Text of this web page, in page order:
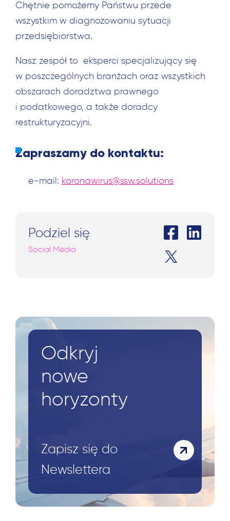
Chętnie pomożemy Państwu przede
wszystkim w diagnozowaniu sytuacji
przedsiębiorstwa.
Nasz zespół to eksperci specjalizujący się
w poszczególnych branżach oraz wszystkich
obszarach doradztwa prawnego
i podatkowego, a także doradcy
restrukturyzacyjni.
Zapraszamy do kontaktu:
e-mail: koronawirus@ssw.solutions
Podziel się
Social Media
Odkryj
nowe
horyzonty
Zapisz się do
Newslettera